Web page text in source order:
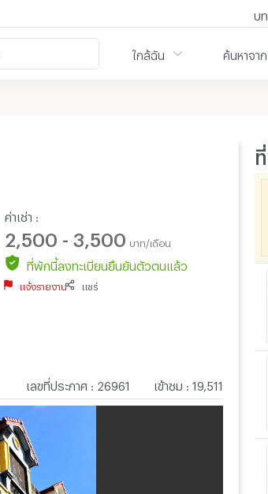
บ
ใกล้ฉัน ค้นหาจาก
ค่าเช่า :
2,500 - 3,500 บาท/เดือน
ที่พักนี้ลงทะเบียนยืนยันตัวตนแล้ว
แจ้งรายงาน แชร์
เลขที่ประกาศ 26961 เข้าชม 19,511